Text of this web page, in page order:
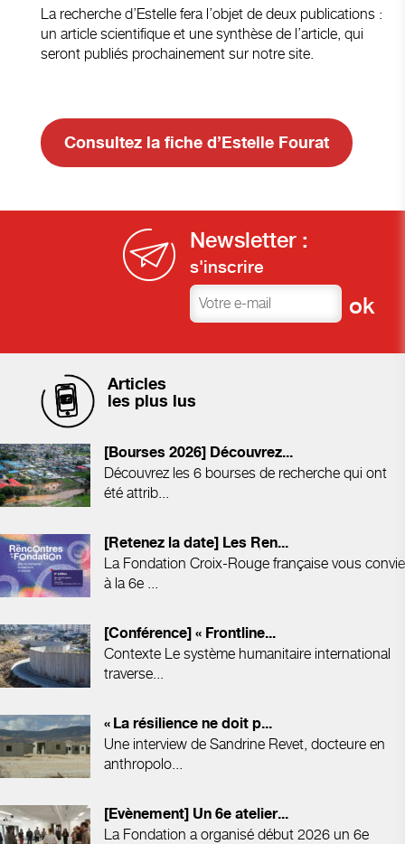
La recherche d’Estelle fera l’objet de deux publications :
un article scientifique et une synthèse de l’article, qui
seront publiés prochainement sur notre site.
Consultez la fiche d’Estelle Fourat
Newsletter :
s'inscrire
Articles
les plus lus
[Bourses 2026] Découvrez...
Découvrez les 6 bourses de recherche qui ont
été attrib...
[Retenez la date] Les Ren...
La Fondation Croix-Rouge française vous convie
à la 6e ...
[Conférence] « Frontline...
Contexte Le système humanitaire international
traverse...
« La résilience ne doit p...
Une interview de Sandrine Revet, docteure en
anthropolo...
[Evènement] Un 6e atelier...
La Fondation a organisé début 2026 un 6e